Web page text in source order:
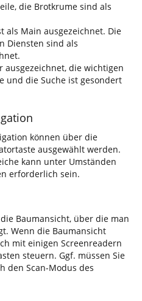
die Brotkrume sind als
als Main ausgezeichnet. Die
Diensten sind als
ausgezeichnet, die wichtigen
und die Suche ist gesondert
können über die
ausgewählt werden.
kann unter Umständen
erforderlich sein.
Baumansicht, über die man
Wenn die Baumansicht
mit einigen Screenreadern
steuern. Ggf. müssen Sie
den Scan-Modus des